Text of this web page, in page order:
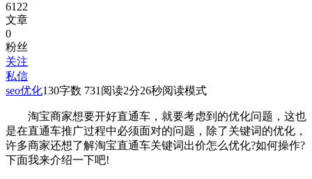
6122
文章
0
粉丝
关注
私信
seo优化130字数 731 阅读2分26秒阅读模式
淘宝商家想要开好直通车，就要考虑到 的优化问题，这也
是在直通车推广过程中必须面对的问题，除了关键词的优化，
许多商家还想了解淘宝直通车关键词出价怎么优化?如何操作?
下面我来介绍一下吧!